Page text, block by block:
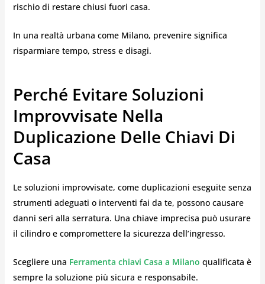
rischio di restare chiusi fuori casa.
In una realtà urbana come Milano, prevenire significa
risparmiare tempo, stress e disagi.
Perché Evitare Soluzioni
Improvvisate Nella
Duplicazione Delle Chiavi Di
Casa
Le soluzioni improvvisate, come duplicazioni eseguite senza
strumenti adeguati o interventi fai da te, possono causare
danni seri alla serratura. Una chiave imprecisa può usurare
il cilindro e compromettere la sicurezza dell’ingresso.
Scegliere una Ferramenta chiavi Casa a Milano qualificata è
sempre la soluzione più sicura e responsabile.